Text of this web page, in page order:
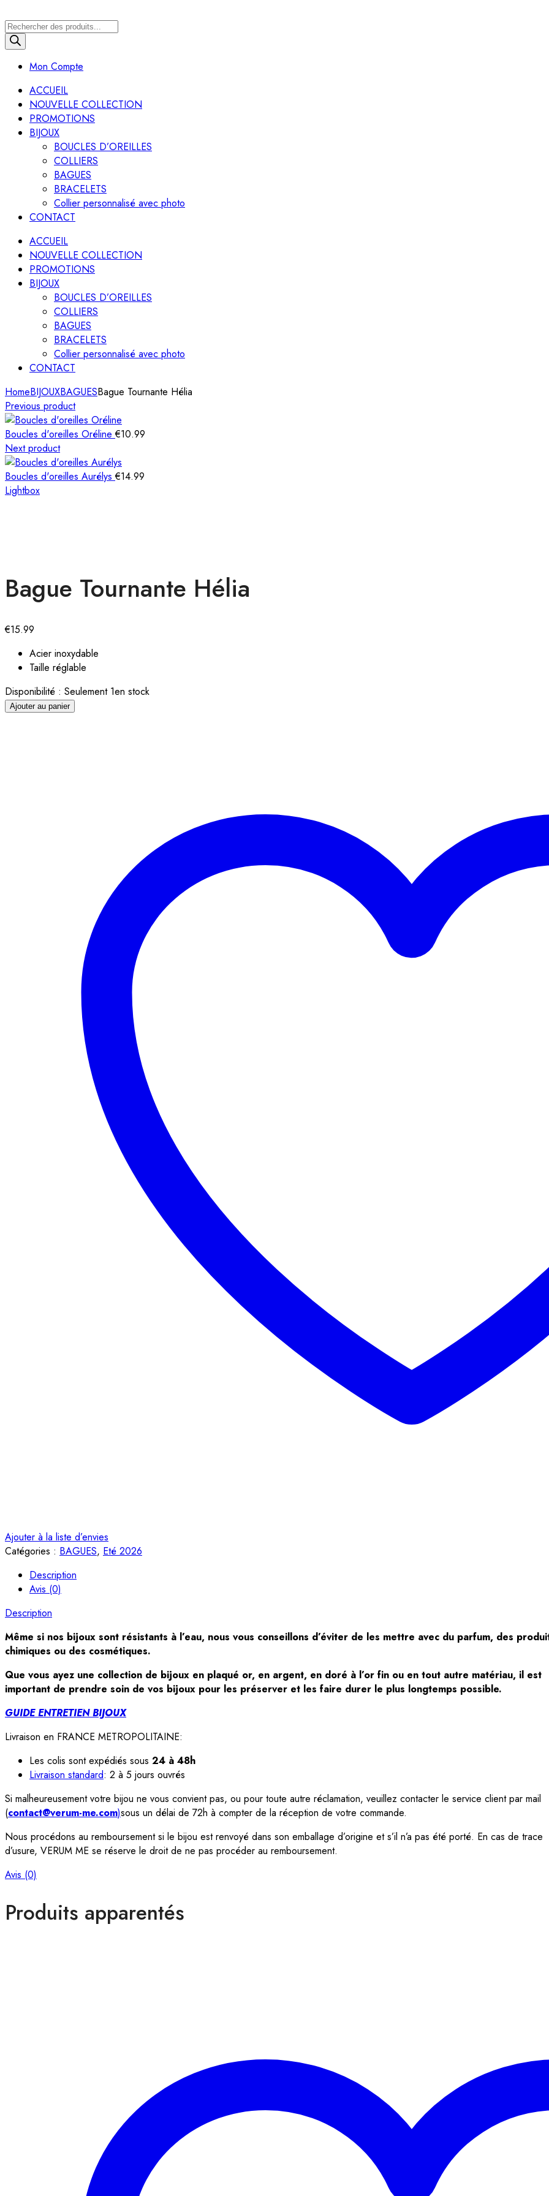
Recherche
de
produits
Mon Compte
ACCUEIL
NOUVELLE COLLECTION
PROMOTIONS
BIJOUX
BOUCLES D’OREILLES
COLLIERS
BAGUES
BRACELETS
Collier personnalisé avec photo
CONTACT
ACCUEIL
NOUVELLE COLLECTION
PROMOTIONS
BIJOUX
BOUCLES D’OREILLES
COLLIERS
BAGUES
BRACELETS
Collier personnalisé avec photo
CONTACT
HomeBIJOUXBAGUESBague Tournante Hélia
Previous product
Boucles d'oreilles Oréline€10.99
Next product
Boucles d'oreilles Aurélys€14.99
Lightbox
Bague Tournante Hélia
€15.99
Acier inoxydable
Taille réglable
Disponibilité : Seulement 1en stock
Ajouter au panier
Ajouter à la liste d’envies
Catégories : BAGUES, Eté 2026
Description
Avis (0)
Description
Même si nos bijoux sont résistants à l’eau, nous vous conseillons d’éviter de les mettre avec du parfum, des
chimiques ou des cosmétiques.
Que vous ayez une collection de bijoux en plaqué or, en argent, en doré à l’or fin ou en tout autre matériau, il est
important de prendre soin de vos bijoux pour les préserver et les faire durer le plus longtemps possible.
GUIDE ENTRETIEN BIJOUX
Livraison en FRANCE METROPOLITAINE:
Les colis sont expédiés sous 24 à 48h
Livraison standard: 2 à 5 jours ouvrés
Si malheureusement votre bijou ne vous convient pas, ou pour toute autre réclamation, veuillez contacter le service client par mail
(contact@verum-me.com)sous un délai de 72h à compter de la réception de votre commande.
Nous procédons au remboursement si le bijou est renvoyé dans son emballage d’origine et s’il n’a pas été porté. En cas de trace
d’usure, VERUM ME se réserve le droit de ne pas procéder au remboursement.
Avis (0)
Produits apparentés